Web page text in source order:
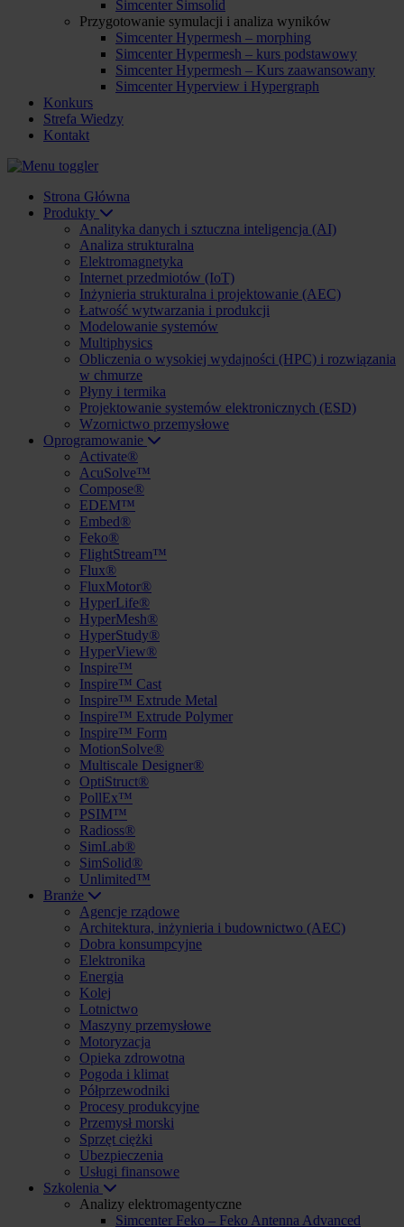
Simcenter Simsolid
Przygotowanie symulacji i analiza wyników
Simcenter Hypermesh – morphing
Simcenter Hypermesh – kurs podstawowy
Simcenter Hypermesh – Kurs zaawansowany
Simcenter Hyperview i Hypergraph
Konkurs
Strefa Wiedzy
Kontakt
Strona Główna
Produkty
Analityka danych i sztuczna inteligencja (AI)
Analiza strukturalna
Elektromagnetyka
Internet przedmiotów (IoT)
Inżynieria strukturalna i projektowanie (AEC)
Łatwość wytwarzania i produkcji
Modelowanie systemów
Multiphysics
Obliczenia o wysokiej wydajności (HPC) i rozwiązania
w chmurze
Płyny i termika
Projektowanie systemów elektronicznych (ESD)
Wzornictwo przemysłowe
Oprogramowanie
Activate®
AcuSolve™
Compose®
EDEM™
Embed®
Feko®
FlightStream™
Flux®
FluxMotor®
HyperLife®
HyperMesh®
HyperStudy®
HyperView®
Inspire™
Inspire™ Cast
Inspire™ Extrude Metal
Inspire™ Extrude Polymer
Inspire™ Form
MotionSolve®
Multiscale Designer®
OptiStruct®
PollEx™
PSIM™
Radioss®
SimLab®
SimSolid®
Unlimited™
Branże
Agencje rządowe
Architektura, inżynieria i budownictwo (AEC)
Dobra konsumpcyjne
Elektronika
Energia
Kolej
Lotnictwo
Maszyny przemysłowe
Motoryzacja
Opieka zdrowotna
Pogoda i klimat
Półprzewodniki
Procesy produkcyjne
Przemysł morski
Sprzęt ciężki
Ubezpieczenia
Usługi finansowe
Szkolenia
Analizy elektromagentyczne
Simcenter Feko – Feko Antenna Advanced